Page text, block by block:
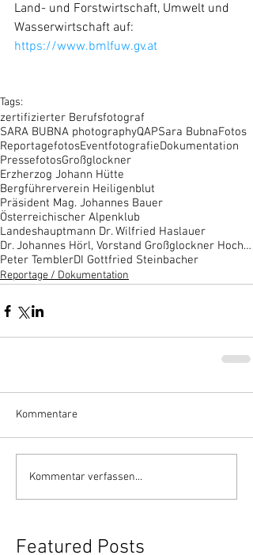
Land- und Forstwirtschaft, Umwelt und
Wasserwirtschaft auf:
https://www.bmlfuw.gv.at
Tags:
zertifizierter Berufsfotograf
SARA BUBNA photographyQAPSara BubnaFotos
ReportagefotosEventfotografieDokumentation
PressefotosGroßglockner
Erzherzog Johann Hütte
Bergführerverein Heiligenblut
Präsident Mag. Johannes Bauer
Österreichischer Alpenklub
Landeshauptmann Dr. Wilfried Haslauer
Dr. Johannes Hörl, Vorstand Großglockner Hochalpen
Peter TemblerDI Gottfried Steinbacher
Reportage / Dokumentation
Kommentare
Kommentar verfassen...
Featured Posts